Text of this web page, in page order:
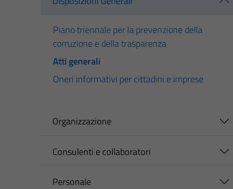
Piano triennale per la prevenzione della
corruzione e della trasparenza
Atti generali
Oneri informativi per cittadini e imprese
Organizzazione
Consulenti e collaboratori
Personale